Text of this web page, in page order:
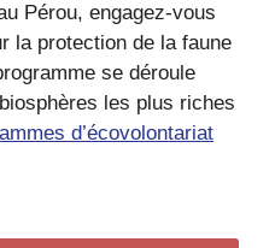
Pérou, engagez-vous
la protection de la faune
se déroule
les plus riches
d’écovolontariat